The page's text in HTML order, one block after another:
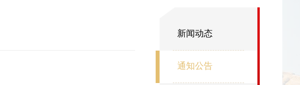
新闻动态
通知公告